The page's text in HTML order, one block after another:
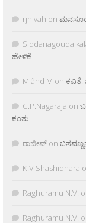
rjnivah on
Siddanagouda
ಹೇಳಿಕೆ
M âñd M on ಕವಿತೆ:
C.P.Nagaraja on
ಕಂತು
ರಾಜೀವ್ on
K.V Shashidhara
Raghuramu N.V.
Raghuramu N.V.